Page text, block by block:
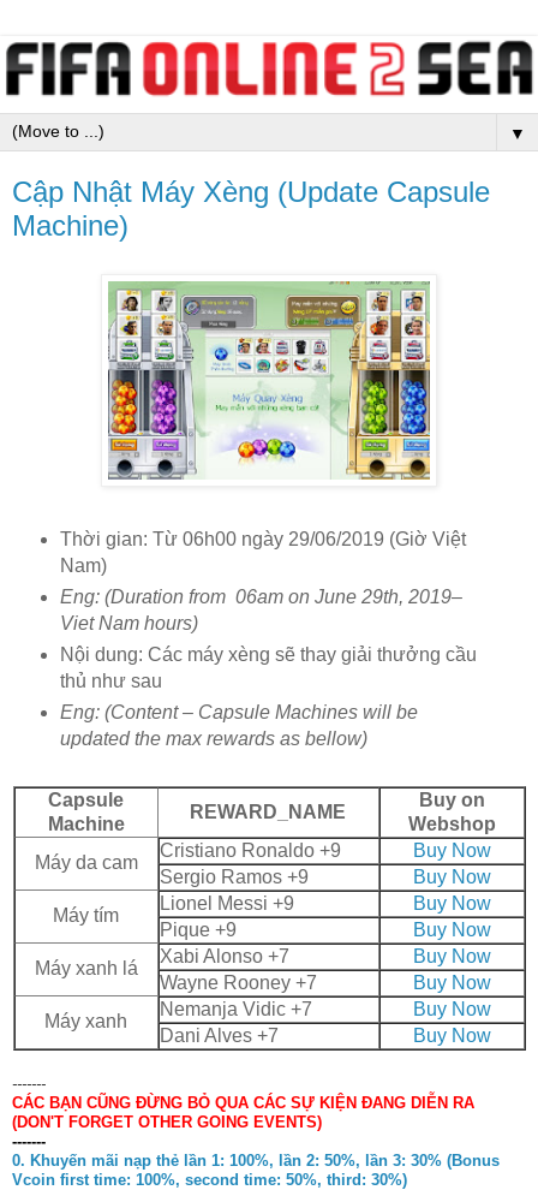
▼
Cập Nhật Máy Xèng (Update Capsule
Machine)
Thời gian: Từ 06h00 ngày 29/06/2019 (Giờ Việt
Nam)
Eng: (Duration from 06am on June 29th, 2019–
Viet Nam hours)
Nội dung: Các máy xèng sẽ thay giải thưởng cầu
thủ như sau
Eng: (Content – Capsule Machines will be
updated the max rewards as bellow)
Capsule
Machine
REWARD_NAME
Buy on
Webshop
Máy da cam
Cristiano Ronaldo +9
Buy Now
Sergio Ramos +9
Buy Now
Máy tím
Lionel Messi +9
Buy Now
Pique +9
Buy Now
Máy xanh lá
Xabi Alonso +7
Buy Now
Wayne Rooney +7
Buy Now
Máy xanh
Nemanja Vidic +7
Buy Now
Dani Alves +7
Buy Now
-------
CÁC BẠN CŨNG ĐỪNG BỎ QUA CÁC SỰ KIỆN ĐANG DIỄN RA
(DON'T FORGET OTHER GOING EVENTS)
-------
0. Khuyến mãi nạp thẻ lần 1: 100%, lần 2: 50%, lần 3: 30% (Bonus
Vcoin first time: 100%, second time: 50%, third: 30%)